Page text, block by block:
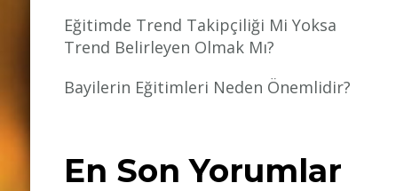
Eğitimde Trend Takipçiliği Mi Yoksa
Trend Belirleyen Olmak Mı?
Bayilerin Eğitimleri Neden Önemlidir?
En Son Yorumlar